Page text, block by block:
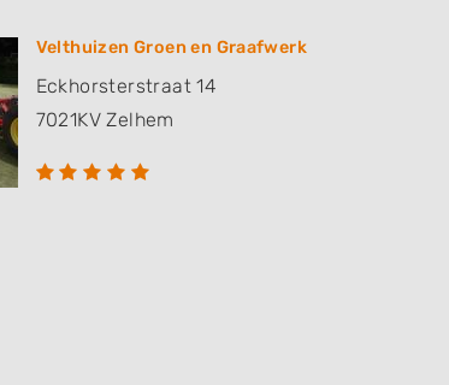
Velthuizen Groen en Graafwerk
Eckhorsterstraat 14
7021KV Zelhem